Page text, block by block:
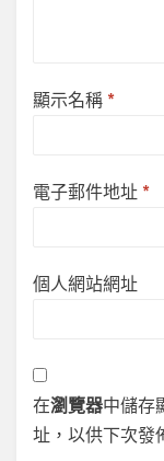
顯示名稱 *
電子郵件地址 *
個人網站網址
在瀏覽器中儲存
址，以供下次發